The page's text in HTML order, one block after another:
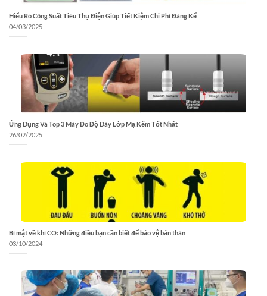
Hiểu Rõ Công Suất Tiêu Thụ Điện Giúp Tiết Kiệm Chi Phí Đáng Kể
04/03/2025
Ứng Dụng Và Top 3 Máy Đo Độ Dày Lớp Mạ Kẽm Tốt Nhất
26/02/2025
Bí mật về khí CO: Những điều bạn cần biết để bảo vệ bản thân
03/10/2024